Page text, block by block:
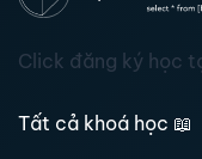
Click đăng ký học
Tất cả khoá học 📖